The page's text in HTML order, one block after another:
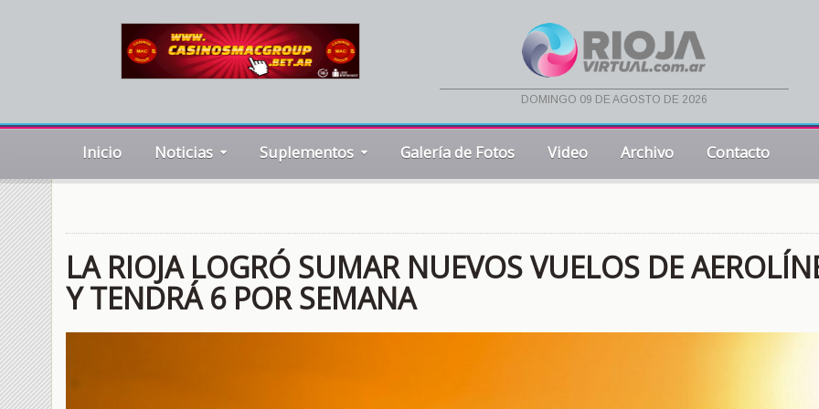
domingo 09 de agosto de 2026
Inicio Noticias Suplementos Galería de Fotos Video Archivo Contacto
LA RIOJA LOGRÓ SUMAR NUEVOS VUELOS DE
Y TENDRÁ 6 POR SEMANA